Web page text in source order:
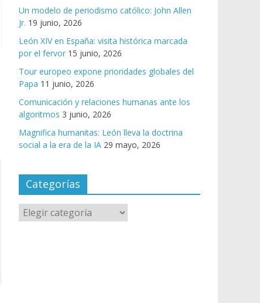
Un modelo de periodismo católico: John Allen
Jr. 19 junio, 2026
León XIV en España: visita histórica marcada
por el fervor 15 junio, 2026
Tour europeo expone prioridades globales del
Papa 11 junio, 2026
Comunicación y relaciones humanas ante los
algoritmos 3 junio, 2026
Magnifica humanitas: León lleva la doctrina
social a la era de la IA 29 mayo, 2026
Categorías